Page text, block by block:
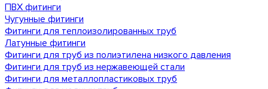
ПВХ фитинги
Чугунные фитинги
Фитинги для теплоизолированных труб
Латунные фитинги
Фитинги для труб из полиэтилена низкого давления
Фитинги для труб из нержавеющей стали
Фитинги для металлопластиковых труб